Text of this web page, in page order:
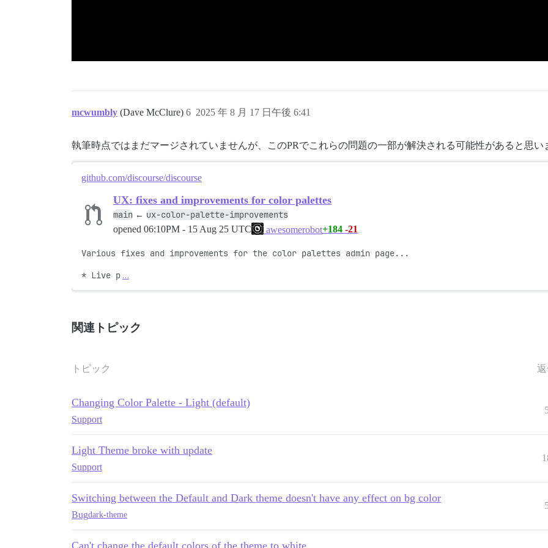
mcwumbly (Dave McClure) 2025 年 8 月 17 日午後 6:41
6
執筆時点ではまだマージされていませんが、このPRでこれらの問題の一部が解決される可能性があると思い
github.com/discourse/discourse
UX: fixes and improvements for color palettes
main ← ux-color-palette-improvements
opened 06:10PM - 15 Aug 25 UTC awesomerobot+184 -21
Various fixes and improvements for the color palettes admin page...
* Live p …
関連トピック
トピック
Changing Color Palette - Light (default)
Support
Light Theme broke with update
Support
Switching between the Default and Dark theme doesn't have any effect on bg color
Bugdark-theme
Can't change the default colors of the theme to white